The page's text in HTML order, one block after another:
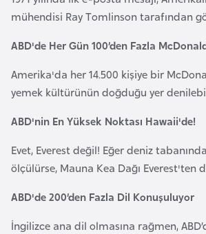
mühendisi Ray Tomlinson tarafından
ABD'de Her Gün 100’den Fazla
Amerika'da her 14.500 kişiye bir
yemek kültürünün doğduğu yer
ABD'nin En Yüksek Noktası Hawaii'de!
Evet, Everest değil! Eğer deniz
ölçülürse, Mauna Kea Dağı Everest'ten
ABD'de 200’den Fazla Dil Konuşuluyor
İngilizce ana dil olmasına rağmen,
D
m
o
k
a
i
k
K
n